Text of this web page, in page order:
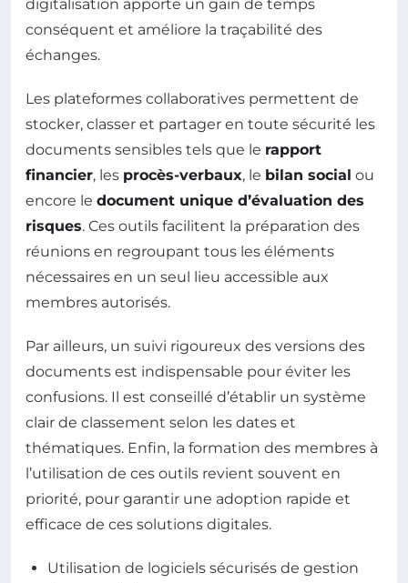
digitalisation apporte un gain de temps
conséquent et améliore la traçabilité des
échanges.
Les plateformes collaboratives permettent de
stocker, classer et partager en toute sécurité les
documents sensibles tels que le rapport
financier, les procès-verbaux, le bilan social ou
encore le document unique d’évaluation des
risques. Ces outils facilitent la préparation des
réunions en regroupant tous les éléments
nécessaires en un seul lieu accessible aux
membres autorisés.
Par ailleurs, un suivi rigoureux des versions des
documents est indispensable pour éviter les
confusions. Il est conseillé d’établir un système
clair de classement selon les dates et
thématiques. Enfin, la formation des membres à
l’utilisation de ces outils revient souvent en
priorité, pour garantir une adoption rapide et
efficace de ces solutions digitales.
Utilisation de logiciels sécurisés de gestion